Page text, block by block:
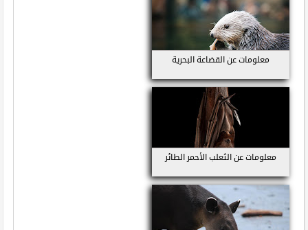
معلومات عن القضاعة البحرية
معلومات عن الثعلب الأحمر الطائر